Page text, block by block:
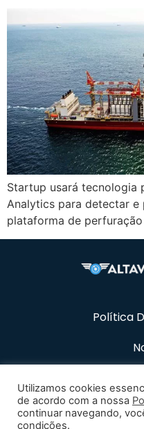
Startup usará tecnologia
Analytics para detectar e
plataforma de
Política
Utilizamos cookies
de acordo com a nossa
continuar navegando,
condições.